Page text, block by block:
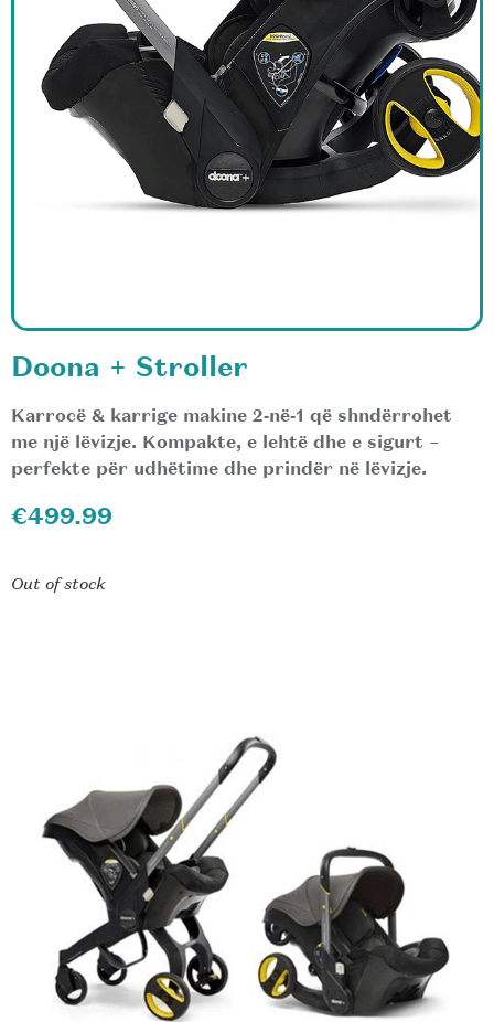
Doona + Stroller
Karrocë & karrige makine 2‑në‑1 që shndërrohet
me një lëvizje. Kompakte, e lehtë dhe e sigurt –
perfekte për udhëtime dhe prindër në lëvizje.
€499.99
Out of stock